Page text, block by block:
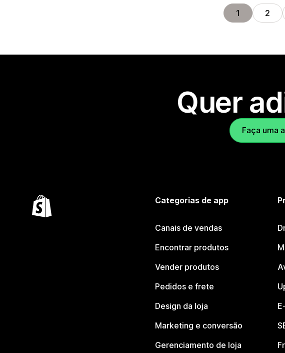
1 2
Quer
Faça uma
Categorias de app
Canais de vendas
Encontrar produtos
Vender produtos
Pedidos e frete
Design da loja
Marketing e conversão
Gerenciamento de loja